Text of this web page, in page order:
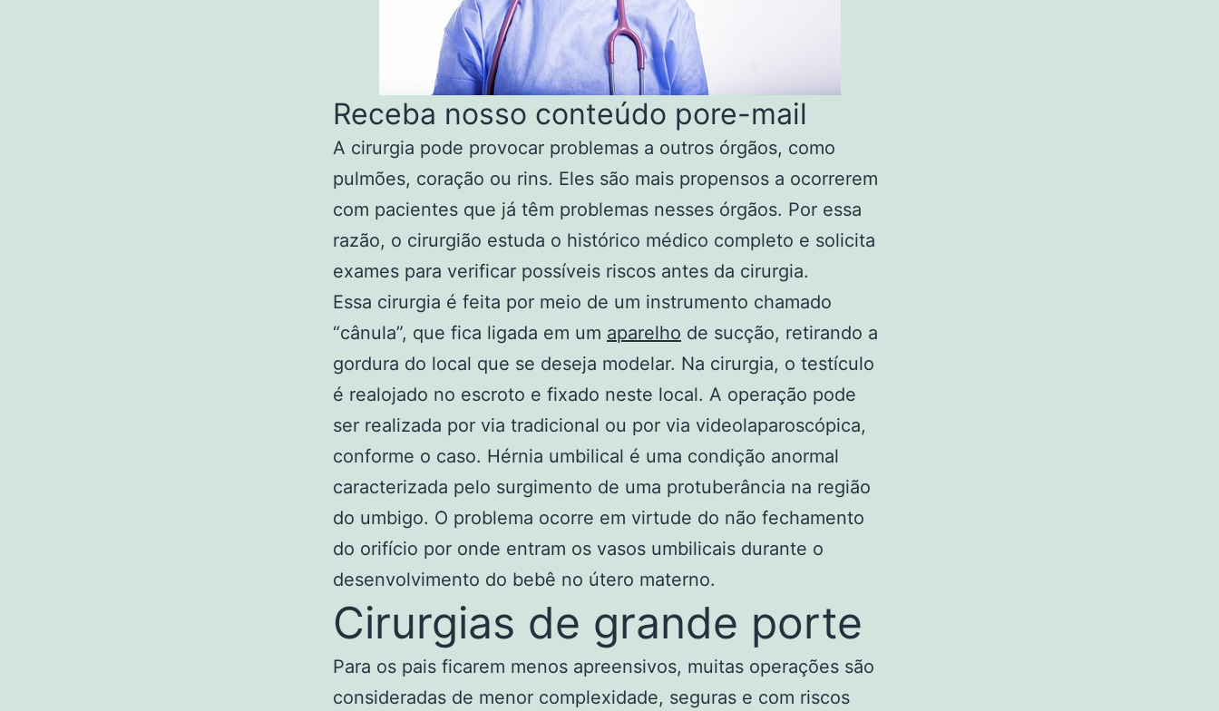
Receba nosso conteúdo pore-mail
A cirurgia pode provocar problemas a outros órgãos, como
pulmões, coração ou rins. Eles são mais propensos a ocorrerem
com pacientes que já têm problemas nesses órgãos. Por essa
razão, o cirurgião estuda o histórico médico completo e solicita
exames para verificar possíveis riscos antes da cirurgia.
Essa cirurgia é feita por meio de um instrumento chamado
“cânula”, que fica ligada em um aparelho de sucção, retirando a
gordura do local que se deseja modelar. Na cirurgia, o testículo
é realojado no escroto e fixado neste local. A operação pode
ser realizada por via tradicional ou por via videolaparoscópica,
conforme o caso. Hérnia umbilical é uma condição anormal
caracterizada pelo surgimento de uma protuberância na região
do umbigo. O problema ocorre em virtude do não fechamento
do orifício por onde entram os vasos umbilicais durante o
desenvolvimento do bebê no útero materno.
Cirurgias de grande porte
Para os pais ficarem menos apreensivos, muitas operações são
consideradas de menor complexidade, seguras e com riscos